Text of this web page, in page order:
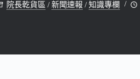
院長乾貨區 /新聞速報 /知識專欄